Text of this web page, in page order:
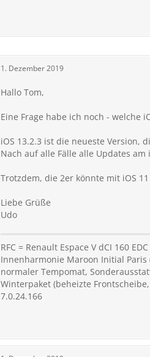
1. Dezember 2019
Hallo Tom,
Eine Frage habe ich noch - welche
iOS 13.2.3 ist die neueste Version,
Nach auf alle Fälle alle Updates
Trotzdem, die 2er könnte mit iOS
Liebe Grüße
Udo
RFC = Renault Espace V dCI 160
Innenharmonie Maroon Initial Paris
normaler Tempomat,
Winterpaket (beheizte
7.0.24.166